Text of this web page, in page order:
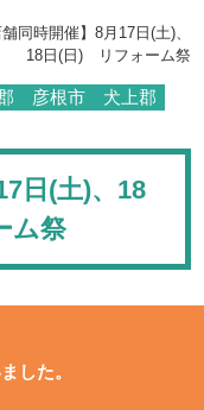
舗同時開催】8月17日(土)、
18日(日) リフォーム祭
彦根市
犬上郡
日(土)、18
ム祭
した。